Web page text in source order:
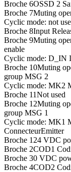
Broche 6OSSD 2
Broche 7Muting
Cyclic mode: not
Broche 8Input
Broche 9Muting
enable
Cyclic mode: D_IN
Broche 10Muting
group MSG 2
Cyclic mode: MK2
Broche 11Not used
Broche 12Muting
group MSG 1
Cyclic mode: MK1
ConnecteurEmitter
Broche 1 24 VDC
Broche 2COD1
Broche 30 VDC
Broche 4COD2